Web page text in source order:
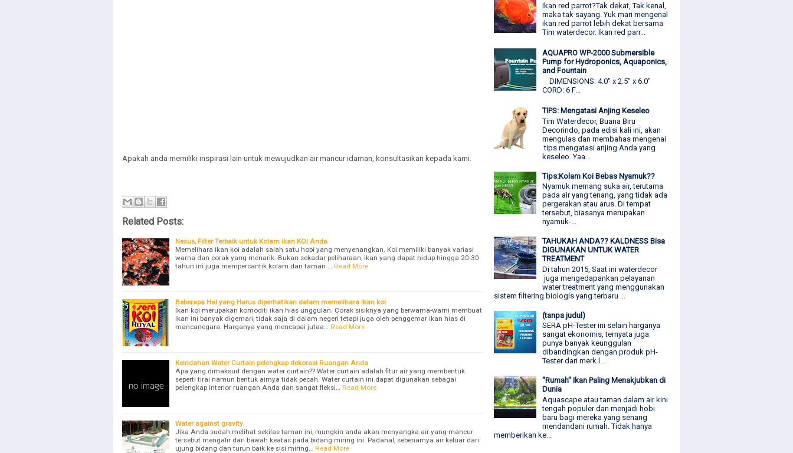
Apakah anda memiliki inspirasi lain untuk mewujudkan air mancur idaman, konsultasikan kepada kami.
Related Posts:
Nexus, Filter Terbaik untuk Kolam ikan KOI Anda
Memelihara ikan koi adalah salah satu hobi yang menyenangkan. Koi memiliki banyak variasi
warna dan corak yang menarik. Bukan sekadar peliharaan, ikan yang dapat hidup hingga 20-30
tahun ini juga mempercantik kolam dan taman …
Read More
Beberapa Hal yang Harus diperhatikan dalam memelihara ikan koi
Ikan koi merupakan komoditi ikan hias unggulan. Corak sisiknya yang berwarna-warni membuat
ikan ini banyak digemari, tidak saja di dalam negeri tetapi juga oleh penggemar ikan hias di
mancanegara. Harganya yang mencapai jutaa…
Read More
Keindahan Water Curtain pelengkap dekorasi Ruangan Anda
Apa yang dimaksud dengan water curtain?? Water curtain adalah fitur air yang membentuk
seperti tirai namun bentuk airnya tidak pecah. Water curtain ini dapat digunakan sebagai
pelengkap interior ruangan Anda dan sangat fleksi…
Read More
Water against gravity
Jika Anda sudah melihat sekilas taman ini, mungkin anda akan menyangka air yang mancur
tersebut mengalir dari bawah keatas pada bidang miring ini. Padahal, sebenarnya air keluar dari
ujung bidang dan turun baik ke sisi miring…
Read More
Ikan red parrot?Tak dekat, Tak kenal,
maka tak sayang. Yuk mari mengenal
ikan red parrot lebih dekat bersama
Tim waterdecor. Ikan red parr...
AQUAPRO WP-2000 Submersible
Pump for Hydroponics, Aquaponics,
and Fountain
DIMENSIONS: 4.0" x 2.5" x 6.0"
CORD: 6 F...
TIPS: Mengatasi Anjing Keseleo
Tim Waterdecor, Buana Biru
Decorindo, pada edisi kali ini, akan
mengulas dan membahas mengenai
tips mengatasi anjing Anda yang
keseleo. Yaa...
Tips:Kolam Koi Bebas Nyamuk??
Nyamuk memang suka air, terutama
pada air yang tenang, yang tidak ada
pergerakan atau arus. Di tempat
tersebut, biasanya merupakan
nyamuk-...
TAHUKAH ANDA?? KALDNESS Bisa
DIGUNAKAN UNTUK WATER
TREATMENT
Di tahun 2015, Saat ini waterdecor
juga mengedapankan pelayanan
water treatment yang menggunakan
sistem filtering biologis yang terbaru ...
(tanpa judul)
SERA pH-Tester ini selain harganya
sangat ekonomis, ternyata juga
punya banyak keunggulan
dibandingkan dengan produk pH-
Tester dari merk l...
"Rumah" Ikan Paling Menakjubkan di
Dunia
Aquascape atau taman dalam air kini
tengah populer dan menjadi hobi
baru bagi mereka yang senang
mendandani rumah. Tidak hanya
memberikan ke...